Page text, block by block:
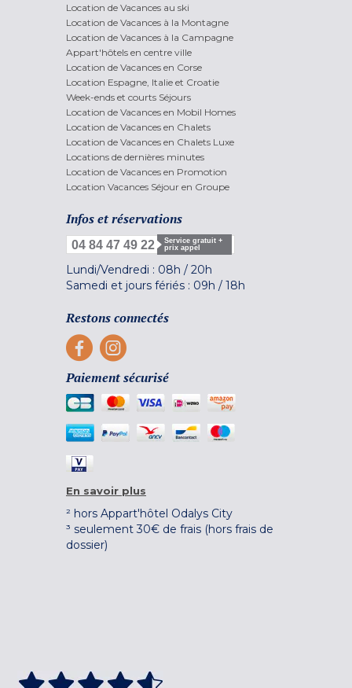
Location de Vacances au ski
Location de Vacances à la Montagne
Location de Vacances à la Campagne
Appart'hôtels en centre ville
Location de Vacances en Corse
Location Espagne, Italie et Croatie
Week-ends et courts Séjours
Location de Vacances en Mobil Homes
Location de Vacances en Chalets
Location de Vacances en Chalets Luxe
Locations de dernières minutes
Location de Vacances en Promotion
Location Vacances Séjour en Groupe
Infos et réservations
04 84 47 49 22
Service gratuit +
prix appel
Lundi/Vendredi : 08h / 20h
Samedi et jours fériés : 09h / 18h
Restons connectés
Paiement sécurisé
En savoir plus
² hors Appart'hôtel Odalys City
³ seulement 30€ de frais (hors frais de
dossier)